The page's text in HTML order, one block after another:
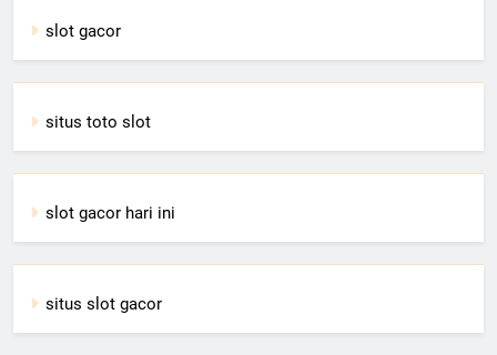
slot gacor
situs toto slot
slot gacor hari ini
situs slot gacor